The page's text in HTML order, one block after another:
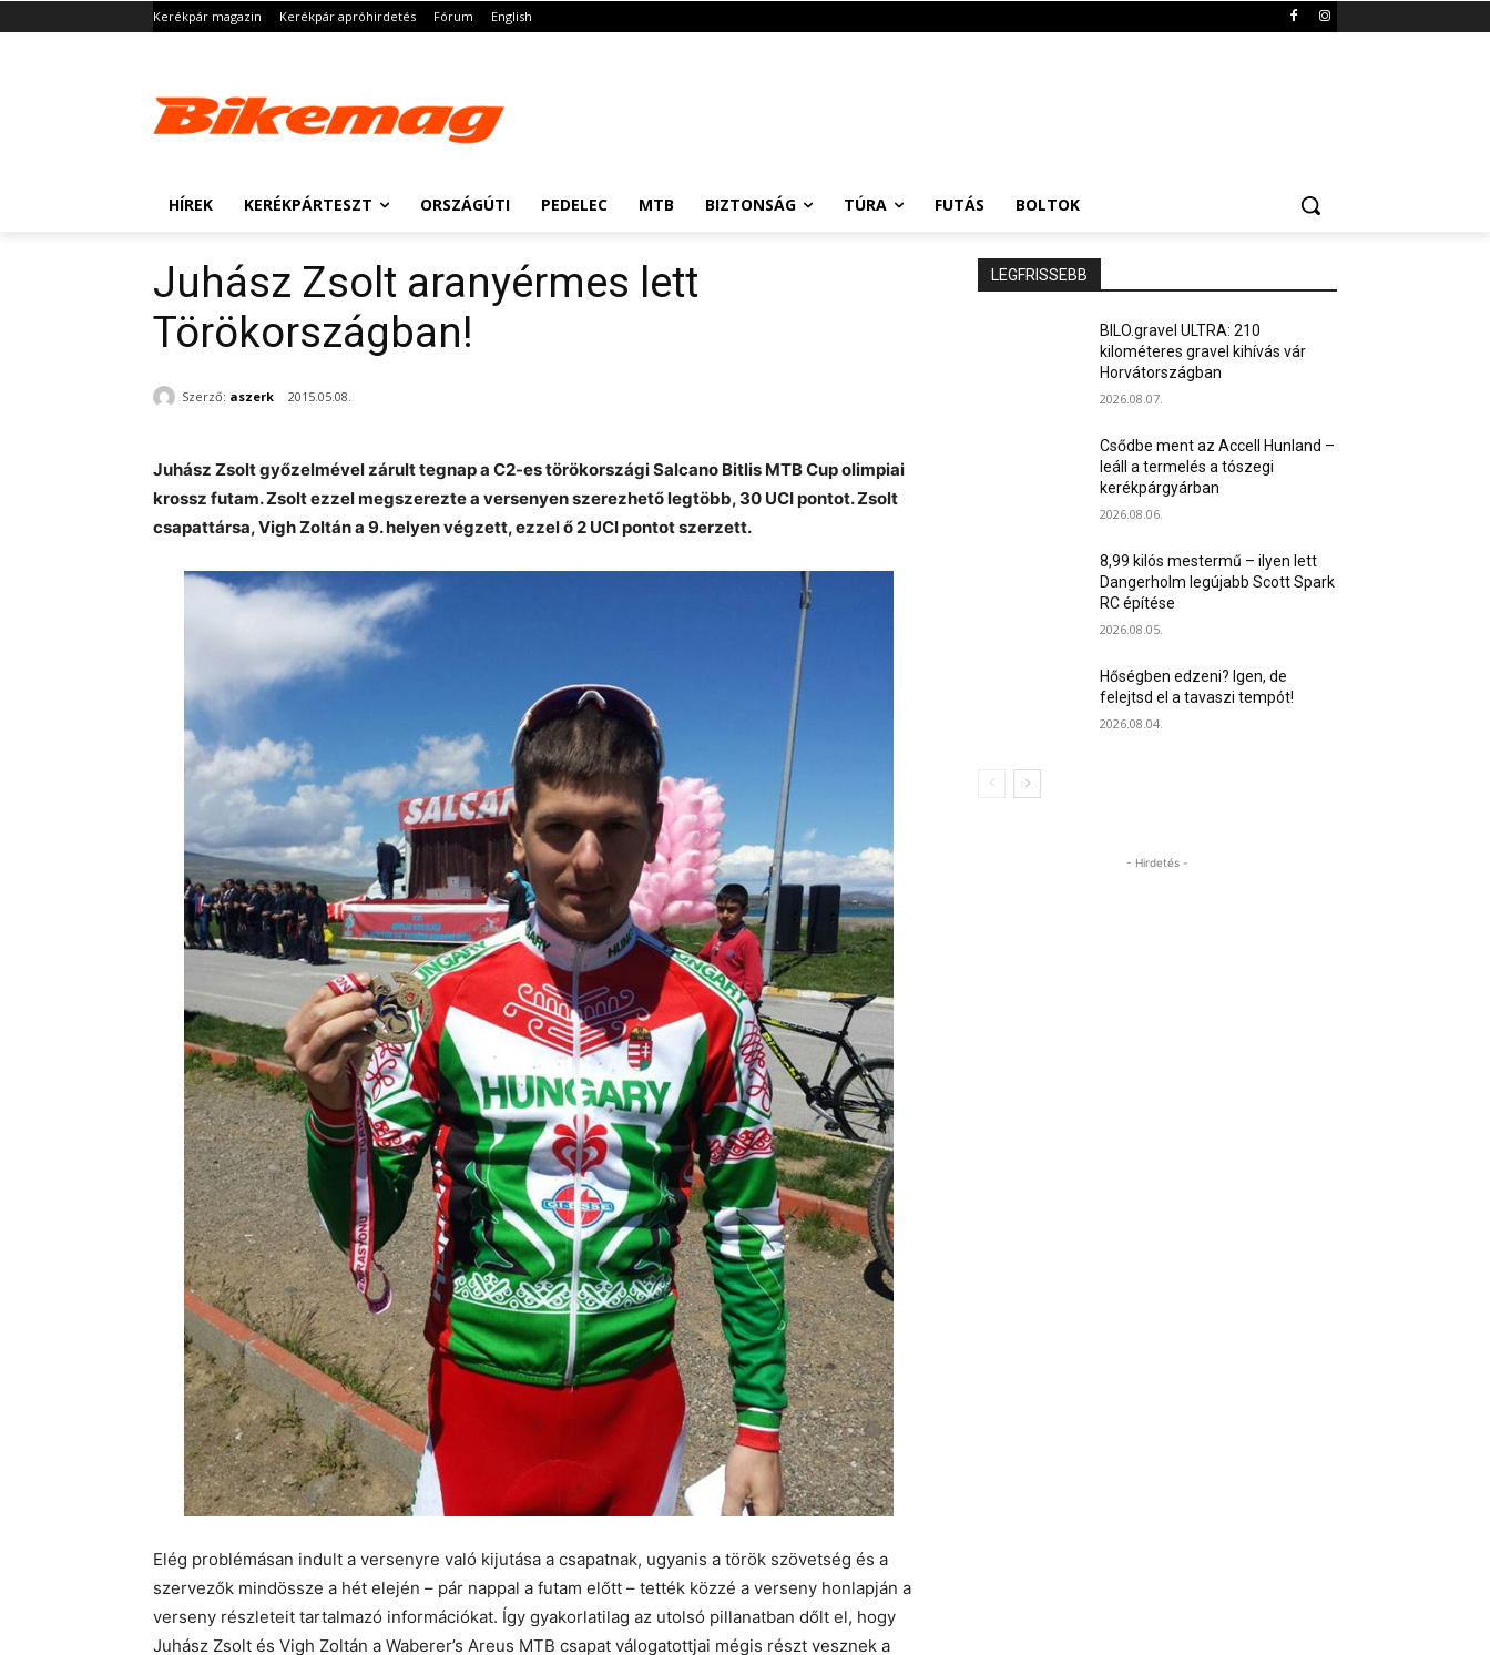
Kerékpár magazin Kerékpár apróhirdetés Fórum English
HÍREK KERÉKPÁRTESZT ORSZÁGÚTI PEDELEC MTB BIZTONSÁG TÚRA FUTÁS BOLTOK
Juhász Zsolt aranyérmes lett
Törökországban!
Szerző: aszerk 2015.05.08.
Juhász Zsolt győzelmével zárult tegnap a C2-es törökországi Salcano Bitlis MTB Cup olimpiai
krossz futam. Zsolt ezzel megszerezte a versenyen szerezhető legtöbb, 30 UCI pontot. Zsolt
csapattársa, Vigh Zoltán a 9. helyen végzett, ezzel ő 2 UCI pontot szerzett.
Elég problémásan indult a versenyre való kijutása a csapatnak, ugyanis a török szövetség és a
szervezők mindössze a hét elején – pár nappal a futam előtt – tették közzé a verseny honlapján a
verseny részleteit tartalmazó információkat. Így gyakorlatilag az utolsó pillanatban dőlt el, hogy
Juhász Zsolt és Vigh Zoltán a Waberer’s Areus MTB csapat válogatottjai mégis részt vesznek a
LEGFRISSEBB
BILO.gravel ULTRA: 210
kilométeres gravel kihívás vár
Horvátországban
2026.08.07.
Csődbe ment az Accell Hunland –
leáll a termelés a tószegi
kerékpárgyárban
2026.08.06.
8,99 kilós mestermű – ilyen lett
Dangerholm legújabb Scott Spark
RC építése
2026.08.05.
Hőségben edzeni? Igen, de
felejtsd el a tavaszi tempót!
2026.08.04.
- Hirdetés -